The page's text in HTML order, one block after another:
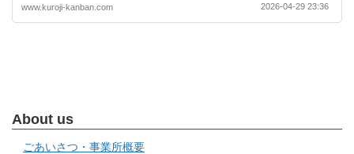
www.kuroji-kanban.com 2026-04-29 23:36
About us
ごあいさつ・事業所概要